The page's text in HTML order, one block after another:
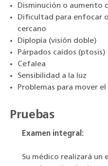
Disminución o aumento
Dificultad para enfocar
cercano
Diplopía (visión doble)
Párpados caídos (ptosis)
Cefalea
Sensibilidad a la luz
Problemas para mover el
Pruebas
Examen integral:
Su médico realizará un